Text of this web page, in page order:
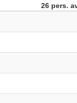
26 pers.